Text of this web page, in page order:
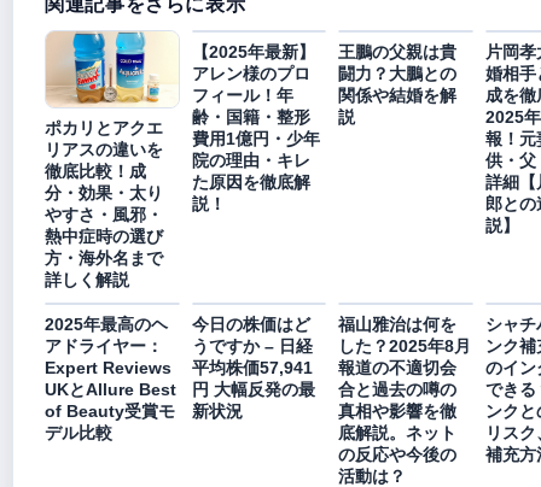
関連記事をさらに表示
ポカリとアクエ
リアスの違いを
徹底比較！成
分・効果・太り
やすさ・風邪・
熱中症時の選び
方・海外名まで
詳しく解説
【2025年最新】
アレン様のプロ
フィール！年
齢・国籍・整形
費用1億円・少年
院の理由・キレ
た原因を徹底解
説！
王鵬の父親は貴
闘力？大鵬との
関係や結婚を解
説
片岡
婚相手
成を徹
2025
報！元
供・父
詳細【
郎と
説】
2025年最高のヘ
アドライヤー：
Expert Reviews
UKとAllure Best
of Beauty受賞モ
デル比較
今日の株価はど
うですか – 日経
平均株価57,941
円 大幅反発の最
新状況
福山雅治は何を
した？2025年8月
報道の不適切会
合と過去の噂の
真相や影響を徹
底解説。ネット
の反応や今後の
活動は？
シャチ
ンク補
のイン
できる
ンクと
リス
補充方